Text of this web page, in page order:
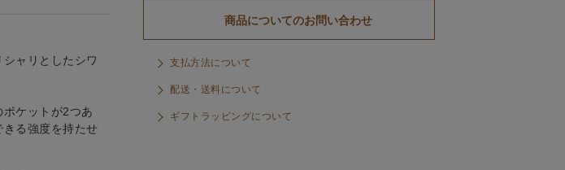
ャリとしたシワ
ケットが2つあ
る強度を持たせ
商品についてのお問い合わせ
支払方法について
配送・送料について
ギフトラッピングについて